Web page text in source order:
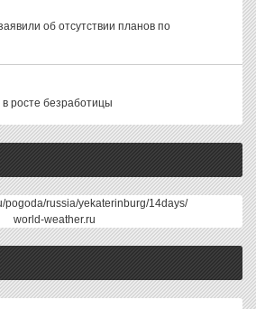
об отсутствии планов по
росте безработицы
pogoda/russia/yekaterinburg/14days/
world-weather.ru